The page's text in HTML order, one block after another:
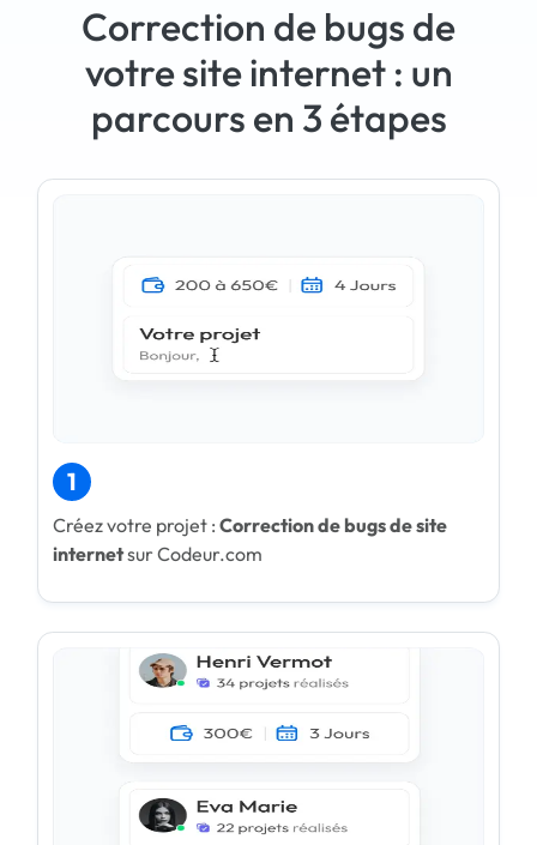
Correction de bugs de
votre site internet : un
parcours en 3 étapes
1
Créez votre projet : Correction de bugs de site
internetsur Codeur.com